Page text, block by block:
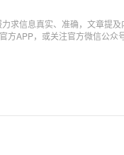
求信息真实、准确，文章提
方APP，或关注官方微信公